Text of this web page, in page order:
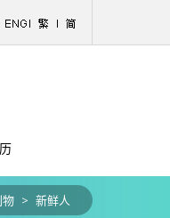
物 > 新鲜人